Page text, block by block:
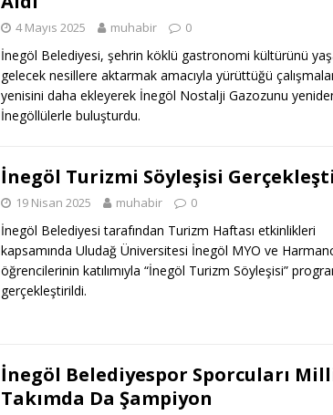
4 Mayıs 2025 muhabir 0
İnegöl Belediyesi, şehrin köklü gastronomi kültürünü
gelecek nesillere aktarmak amacıyla yürüttüğü
yenisini daha ekleyerek İnegöl Nostalji Gazozunu
İnegöllülerle buluşturdu.
İnegöl Turizmi Söyleşisi
19 Nisan 2025 muhabir 0
İnegöl Belediyesi tarafından Turizm Haftası etkinlikleri
kapsamında Uludağ Üniversitesi İnegöl MYO ve
öğrencilerinin katılımıyla “İnegöl Turizm Söyleşisi”
gerçekleştirildi.
İnegöl Belediyespor Sporcuları
Takımda Da Şampiyon